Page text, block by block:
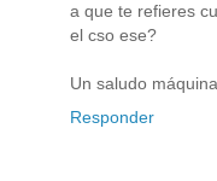
a que te refieres
el cso ese?
Un saludo máquina
Responder